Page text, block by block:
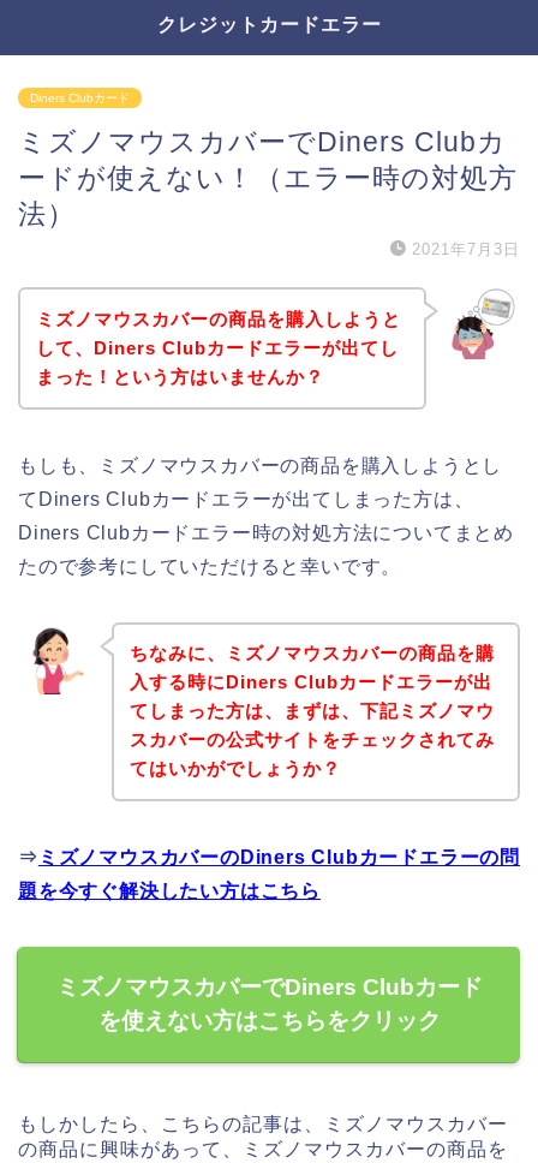
クレジットカードエラー
Diners Clubカード
ミズノマウスカバーでDiners Clubカ
ードが使えない！（エラー時の対処方
法）
2021年7月3日
ミズノマウスカバーの商品を購入しようと
して、Diners Clubカードエラーが出てし
まった！という方はいませんか？
もしも、ミズノマウスカバーの商品を購入しようとし
てDiners Clubカードエラーが出てしまった方は、
Diners Clubカードエラー時の対処方法についてまとめ
たので参考にしていただけると幸いです。
ちなみに、ミズノマウスカバーの商品を購
入する時にDiners Clubカードエラーが出
てしまった方は、まずは、下記ミズノマウ
スカバーの公式サイトをチェックされてみ
てはいかがでしょうか？
⇒ ミズノマウスカバーのDiners Clubカードエラーの問
題を今すぐ解決したい方はこちら
ミズノマウスカバーでDiners Clubカード
を使えない方はこちらをクリック
もしかしたら、こちらの記事は、ミズノマウスカバー
の商品に興味があって、ミズノマウスカバーの商品を